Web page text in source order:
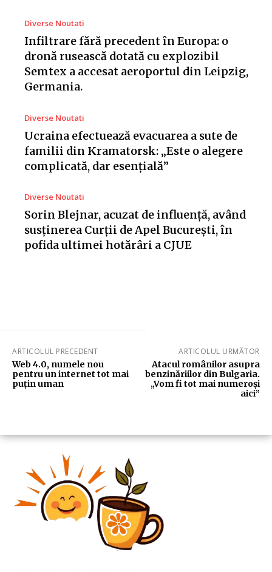
Diverse Noutati
Infiltrare fără precedent în Europa: o
dronă rusească dotată cu explozibil
Semtex a accesat aeroportul din Leipzig,
Germania.
Diverse Noutati
Ucraina efectuează evacuarea a sute de
familii din Kramatorsk: „Este o alegere
complicată, dar esențială”
Diverse Noutati
Sorin Blejnar, acuzat de influență, având
susținerea Curții de Apel București, în
pofida ultimei hotărâri a CJUE
ARTICOLUL PRECEDENT
Web 4.0, numele nou
pentru un internet tot mai
puțin uman
ARTICOLUL URMĂTOR
Atacul românilor asupra
benzinăriilor din Bulgaria.
„Vom fi tot mai numeroși
aici”